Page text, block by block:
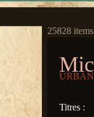
25828 items
Titres :